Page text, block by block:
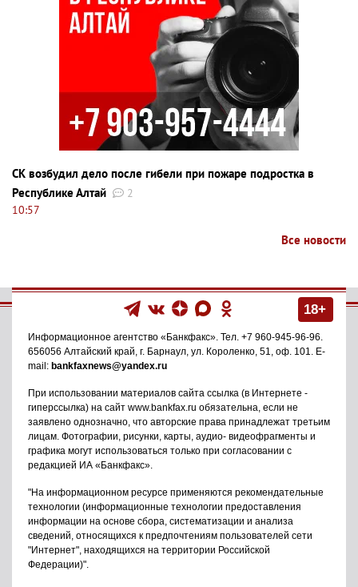
СК возбудил дело после гибели при пожаре подростка в
Республике Алтай
2
10:57
Все новости
18+
Информационное агентство «Банкфакс» . Тел. +7 960-945-96-96
656056 Алтайский край, г. Барнаул ул. Короленко, 51, оф. 101
. E-
mail: bankfaxnews@yandex.ru
При использовании материалов сайта ссылка (в Интернете -
гиперссылка) на сайт www.bankfax.ru обязательна, если не
заявлено однозначно, что авторские права принадлежат третьим
лицам. Фотографии, рисунки, карты, аудио- видеофрагменты и
графика могут использоваться только при согласовании с
редакцией ИА «Банкфакс».
"На информационном ресурсе применяются рекомендательные
технологии (информационные технологии предоставления
информации на основе сбора, систематизации и анализа
сведений, относящихся к предпочтениям пользователей сети
"Интернет", находящихся на территории Российской
Федерации)".